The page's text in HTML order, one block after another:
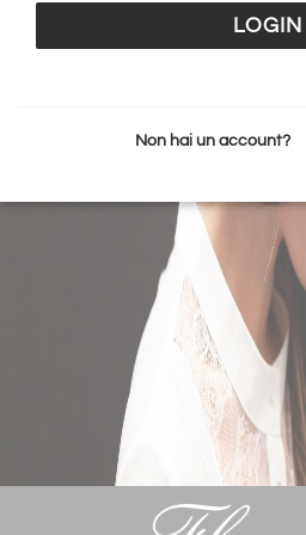
Non hai un account?